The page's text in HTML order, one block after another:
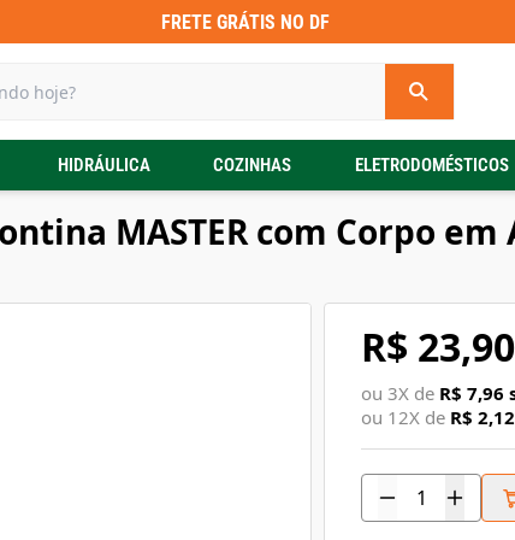
FRETE GRÁTIS NO DF
HIDRÁULICA COZINHAS ELETRODOMÉSTICOS
MASTER com Corpo
R$ 23,90
ou 3X de R$ 7,96
ou 12X de R$ 2,12